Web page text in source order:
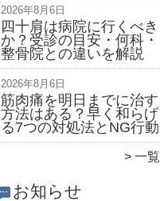
2026年8月6日
四十肩は病院に行くべき
か？受診の目安・何科・
整骨院との違いを解説
2026年8月6日
筋肉痛を明日までに治す
方法はある？早く和らげ
る7つの対処法とNG行動
一覧
お知らせ